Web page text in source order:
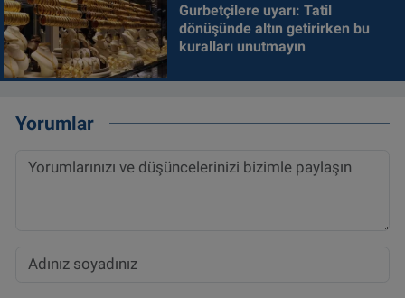
Gurbetçilere uyarı: Tatil
dönüşünde altın getirirken bu
kuralları unutmayın
Yorumlar